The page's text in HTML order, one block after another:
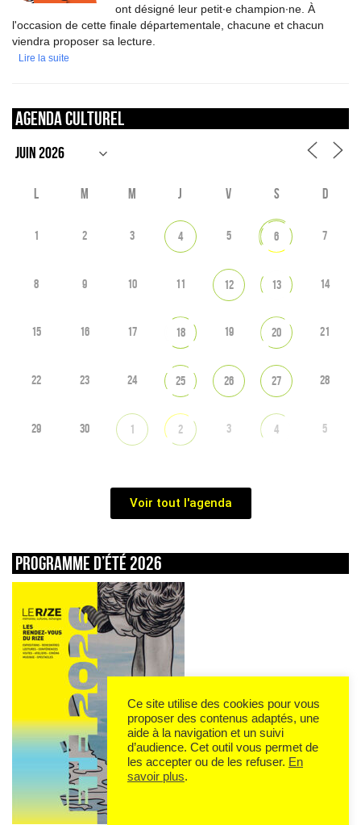
ont désigné leur petit∙e champion∙ne. À
l'occasion de cette finale départementale, chacune et chacun
viendra proposer sa lecture.
Lire la suite
Agenda culturel
L M M J V S D
1 2 3 4 5 6 7
8 9 10 11 12 13 14
15 16 17 18 19 20 21
22 23 24 25 26 27 28
29 30 1 2 3 4 5
Voir tout l'agenda
Programme d’été 2026
Ce site utilise des cookies pour vous
proposer des contenus adaptés, une
aide à la navigation et un suivi
d’audience. Cet outil vous permet de
les accepter ou de les refuser. En
savoir plus.